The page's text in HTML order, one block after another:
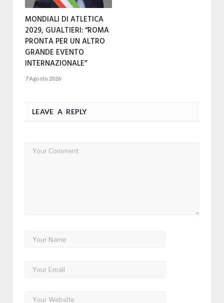
MONDIALI DI ATLETICA
2029, GUALTIERI: “ROMA
PRONTA PER UN ALTRO
GRANDE EVENTO
INTERNAZIONALE”
7 Agosto 2026
LEAVE A REPLY